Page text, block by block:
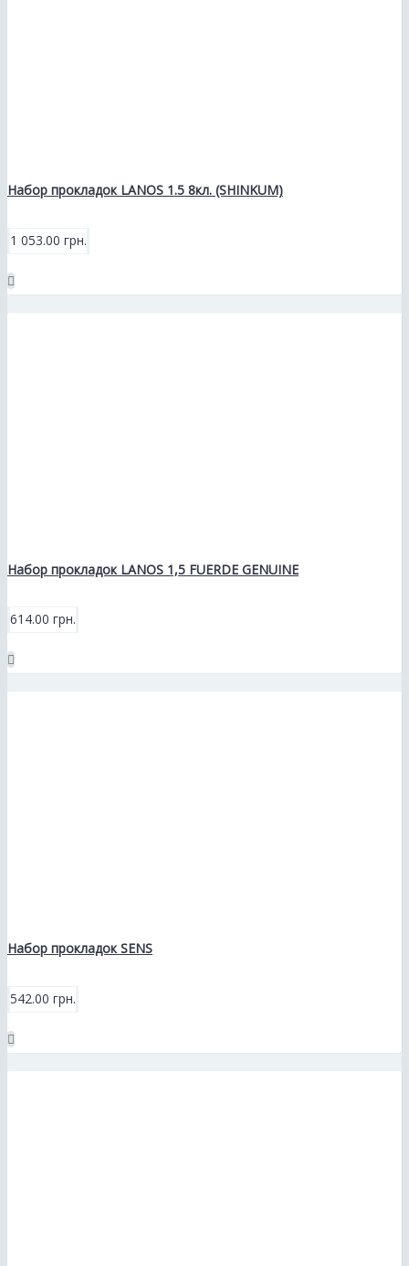
Набор прокладок LANOS 1.5 8кл. (SHINKUM)
1 053.00 грн.
Набор прокладок LANOS 1,5 FUERDE GENUINE
614.00 грн.
Набор прокладок SENS
542.00 грн.